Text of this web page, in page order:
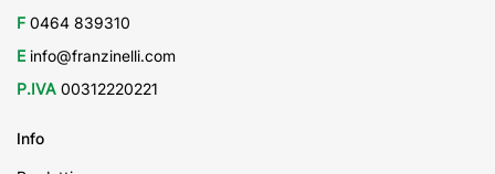
F 0464 839310
E info@franzinelli.com
P.IVA 00312220221
Info